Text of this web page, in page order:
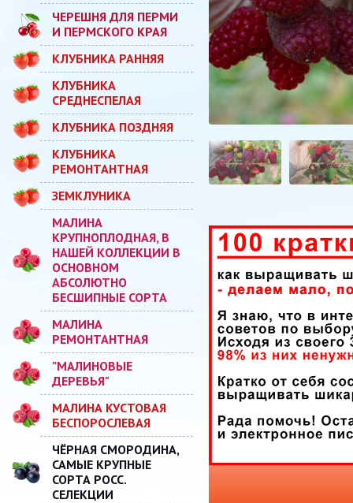
ЧЕРЕШНЯ ДЛЯ ПЕРМИ
И ПЕРМСКОГО КРАЯ
КЛУБНИКА РАННЯЯ
КЛУБНИКА
СРЕДНЕСПЕЛАЯ
КЛУБНИКА ПОЗДНЯЯ
КЛУБНИКА
РЕМОНТАНТНАЯ
ЗЕМКЛУНИКА
МАЛИНА
КРУПНОПЛОДНАЯ, В
НАШЕЙ КОЛЛЕКЦИИ В
ОСНОВНОМ
АБСОЛЮТНО
БЕСШИПНЫЕ СОРТА
МАЛИНА
РЕМОНТАНТНАЯ
"МАЛИНОВЫЕ
ДЕРЕВЬЯ"
МАЛИНА КУСТОВАЯ
БЕСПОРОСЛЕВАЯ
ЧЁРНАЯ СМОРОДИНА,
САМЫЕ КРУПНЫЕ
СОРТА РОСС.
СЕЛЕКЦИИ